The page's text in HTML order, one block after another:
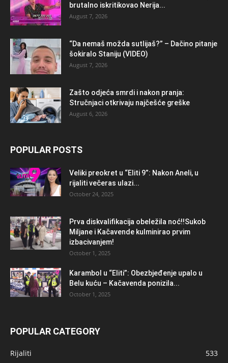
brutalno iskritikovao Nerija...
August 7, 2026
“Da nemaš možda sutlijaš?” – Dačino pitanje
šokiralo Staniju (VIDEO)
August 7, 2026
Zašto odjeća smrdi i nakon pranja:
Stručnjaci otkrivaju najčešće greške
August 6, 2026
POPULAR POSTS
Veliki preokret u “Eliti 9”: Nakon Aneli, u
rijaliti večeras ulazi...
October 24, 2025
Prva diskvalifikacija obeležila noć!!Sukob
Miljane i Kačavende kulminirao prvim
izbacivanjem!
October 1, 2025
Karambol u “Eliti”: Obezbjeđenje upalo u
Belu kuću – Kačavenda ponizila...
October 1, 2025
POPULAR CATEGORY
Rijaliti
533